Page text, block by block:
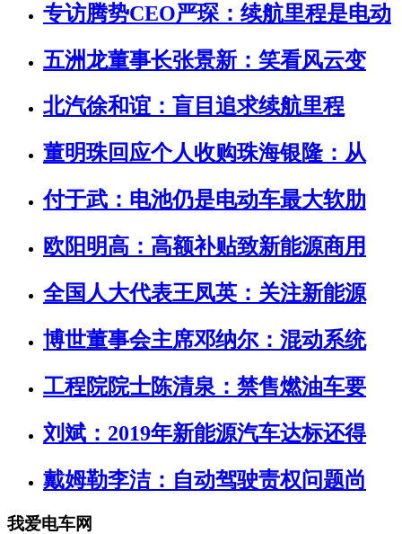
专访腾势CEO严琛：续航里程是电动
五洲龙董事长张景新：笑看风云变
北汽徐和谊：盲目追求续航里程
董明珠回应个人收购珠海银隆：从
付于武：电池仍是电动车最大软肋
欧阳明高：高额补贴致新能源商用
全国人大代表王凤英：关注新能源
博世董事会主席邓纳尔：混动系统
工程院院士陈清泉：禁售燃油车要
刘斌：2019年新能源汽车达标还得
戴姆勒李洁：自动驾驶责权问题尚
我爱电车网